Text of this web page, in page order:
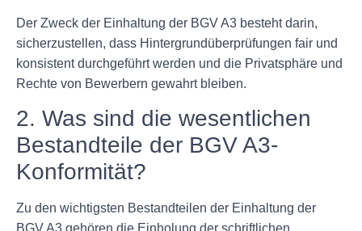
Der Zweck der Einhaltung der BGV A3 besteht darin,
sicherzustellen, dass Hintergrundüberprüfungen fair und
konsistent durchgeführt werden und die Privatsphäre und
Rechte von Bewerbern gewahrt bleiben.
2. Was sind die wesentlichen
Bestandteile der BGV A3-
Konformität?
Zu den wichtigsten Bestandteilen der Einhaltung der